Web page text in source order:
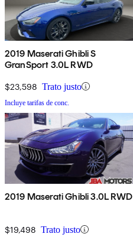
2019 Maserati Ghibli S
GranSport 3.0L RWD
$23,598 Trato justo
Incluye tarifas de conc.
2019 Maserati Ghibli 3.0L RWD
$19,498 Trato justo